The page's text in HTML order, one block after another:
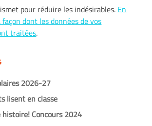
pour réduire les indésirables. En
dont les données de vos
traitées.
2026-27
lisent en classe
Concours 2024